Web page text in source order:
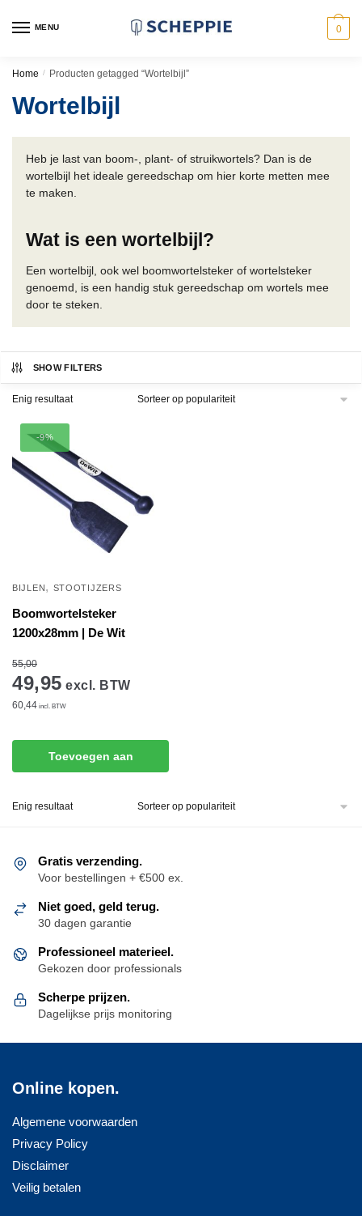
MENU 0
Home / Producten getagged “Wortelbijl”
Wortelbijl
Heb je last van boom-, plant- of struikwortels? Dan is de
wortelbijl het ideale gereedschap om hier korte metten mee
te maken.
Wat is een wortelbijl?
Een wortelbijl, ook wel boomwortelsteker of wortelsteker
genoemd, is een handig stuk gereedschap om wortels mee
door te steken.
SHOW FILTERS
Enig resultaat
-9%
BIJLEN, STOOTIJZERS
Boomwortelsteker
1200x28mm | De Wit
55,00
49,95 excl. BTW
60,44 incl. BTW
Toevoegen aan
Enig resultaat
Gratis verzending.
Voor bestellingen + €500 ex.
Niet goed, geld terug.
30 dagen garantie
Professioneel materieel.
Gekozen door professionals
Scherpe prijzen.
Dagelijkse prijs monitoring
Online kopen.
Algemene voorwaarden
Privacy Policy
Disclaimer
Veilig betalen